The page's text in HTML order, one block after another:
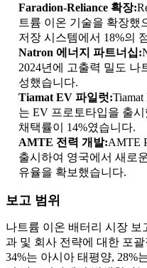
Faradion-Reliance 확장:
트륨 이온 기술을 확장했
저장 시스템에서 18%의
Natron 에너지 파트너십:
2024년에 고출력 밀도 나
성했습니다.
Tiamat EV 파일럿:
는 EV 프로토타입을 출
채택률이 14%였습니다.
AMTE 전력 개발:AMTE
출시하여 영국에서 새로
유율을 확보했습니다.
보고 범위
나트륨 이온 배터리 시장 보
과 및 회사 전략에 대한 포
34%는 아시아 태평양, 28%